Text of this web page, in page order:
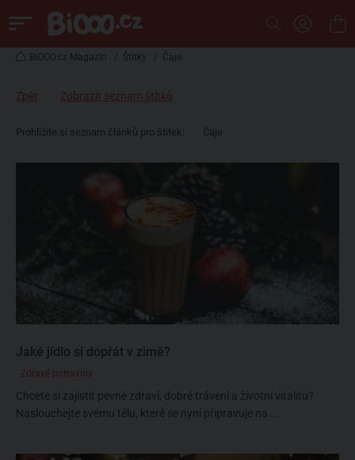
BiOOO.cz Magazin / Štítky / Čaje
Zpět Zobrazit seznam štítků
Prohlížíte si seznam článků pro štítek: Čaje
Jaké jídlo si dopřát v zimě?
Zdravé potraviny
Chcete si zajistit pevné zdraví, dobré trávení a životní vitalitu?
Naslouchejte svému tělu, které se nyní připravuje na ...